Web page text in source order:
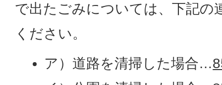
で出たごみについては、下記の
ください。
ア）道路を清掃した場合…